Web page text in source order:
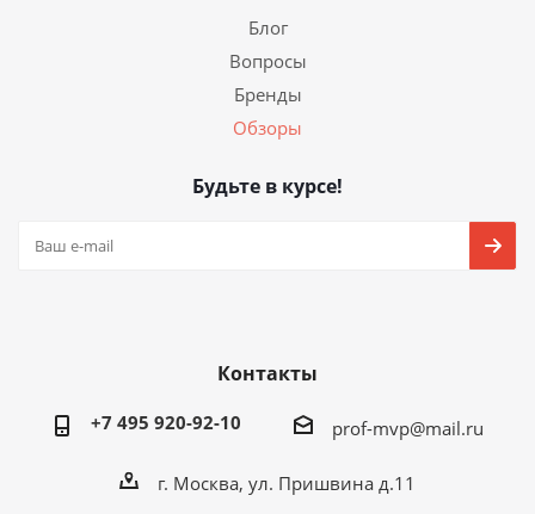
Блог
Вопросы
Бренды
Обзоры
Будьте в курсе!
Контакты
+7 495 920-92-10 prof-mvp@mail.ru
г. Москва, ул. Пришвина д.11